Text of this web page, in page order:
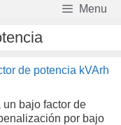
Menu
de potencia kVArh
bajo factor de
por bajo